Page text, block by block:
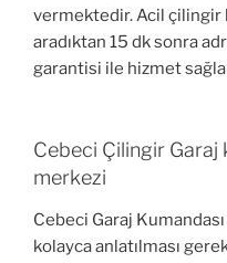
vermektedir. Acil çilingir
aradıktan 15 dk sonra
garantisi ile hizmet
Cebeci Çilingir Garaj
merkezi
Cebeci Garaj
kolayca anlatılması